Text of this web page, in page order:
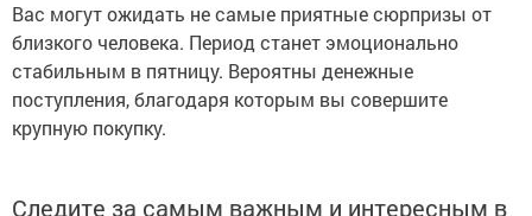
Вас могут ожидать не самые приятные сюрпризы от
близкого человека. Период станет эмоционально
стабильным в пятницу. Вероятны денежные
поступления, благодаря которым вы совершите
крупную покупку.
Следите за самым важным и интересным в